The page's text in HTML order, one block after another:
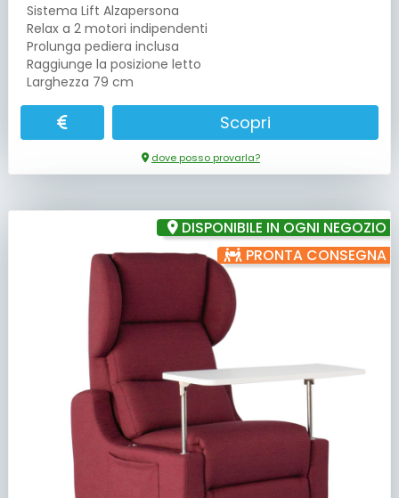
Sistema Lift Alzapersona
Relax a 2 motori indipendenti
Prolunga pediera inclusa
Raggiunge la posizione letto
Larghezza 79 cm
Scopri
dove posso provarla?
DISPONIBILE IN OGNI NEGOZIO
PRONTA CONSEGNA